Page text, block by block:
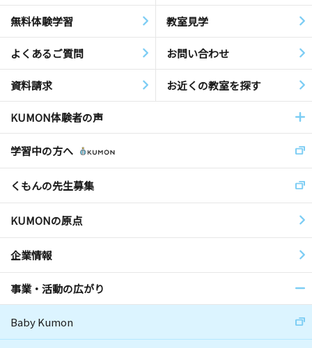
無料体験学習 教室見学
よくあるご質問 お問い合わせ
資料請求 お近くの教室を探す
KUMON体験者の声
学習中の方へ
くもんの先生募集
KUMONの原点
企業情報
事業・活動の広がり
Baby Kumon